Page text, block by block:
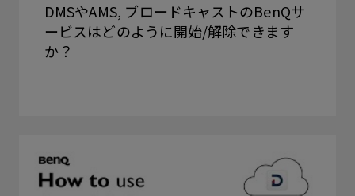
DMSやAMS, ブロードキャストのBenQサ
ービスはどのように開始/解除できます
か？